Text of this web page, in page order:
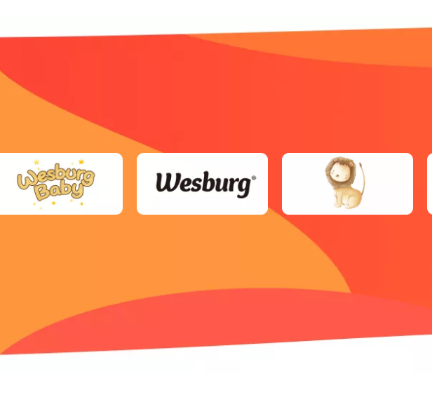
ง ผ้าเช็ดทำความ
มสะอาดระหว่าง
อนทำความสะอาดที่
อาหาร หรือเมื่อพวก
มุมหนึ่งของบ้าน
ตั้งแต่กระดาษทิชชูของผู้บริโภคไปจนถึงสุขอนามัยส่วน
บุคคล Wesburgกระดาษที่มอบนวัตกรรมเพื่อตอบ